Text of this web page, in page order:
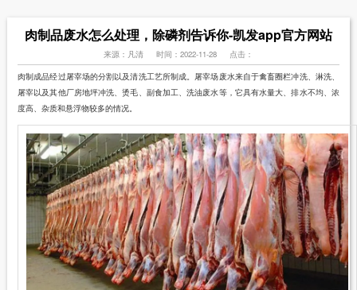
肉制品废水怎么处理，除磷剂告诉你-凯发app官方网站
来源：凡清 时间：2022-11-28 点击：
肉制成品经过屠宰场的分割以及清洗工艺所制成。屠宰场废水来自于禽畜圈栏冲洗、淋洗、
屠宰以及其他厂房地坪冲洗、烫毛、副食加工、洗油废水等，它具有水量大、排水不均、浓
度高、杂质和悬浮物较多的情况。